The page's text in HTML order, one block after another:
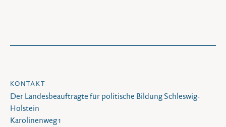
KONTAKT
Der Landesbeauftragte für politische Bildung Schleswig-
Holstein
Karolinenweg 1